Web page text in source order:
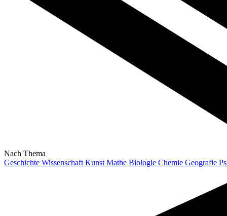
Nach Thema
Geschichte Wissenschaft Kunst Mathe Biologie Chemie Geografie